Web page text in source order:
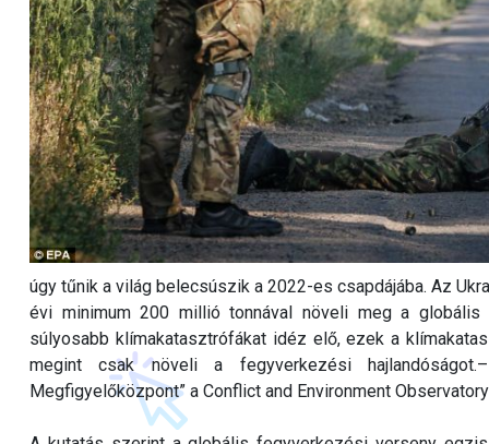
úgy tűnik a világ belecsúszik a 2022-es csapdájába. Az
évi minimum 200 millió tonnával növeli meg a
súlyosabb klímakatasztrófákat idéz elő, ezek a
megint csak növeli a fegyverkezési
Megfigyelőközpont” a Conflict and Environment